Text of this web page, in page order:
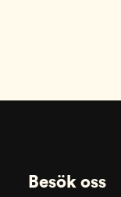
Besök oss